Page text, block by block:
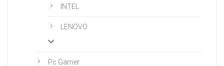
INTEL
LENOVO
Pc Gamer